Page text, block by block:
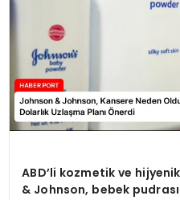
ABD’li kozmetik ve
& Johnson, bebek